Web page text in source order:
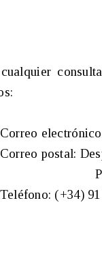
postal:
de la
(+34) 91